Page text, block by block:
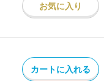
お気に入り
カートに入れる